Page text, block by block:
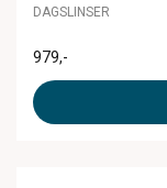
DAGSLINSER
979,-